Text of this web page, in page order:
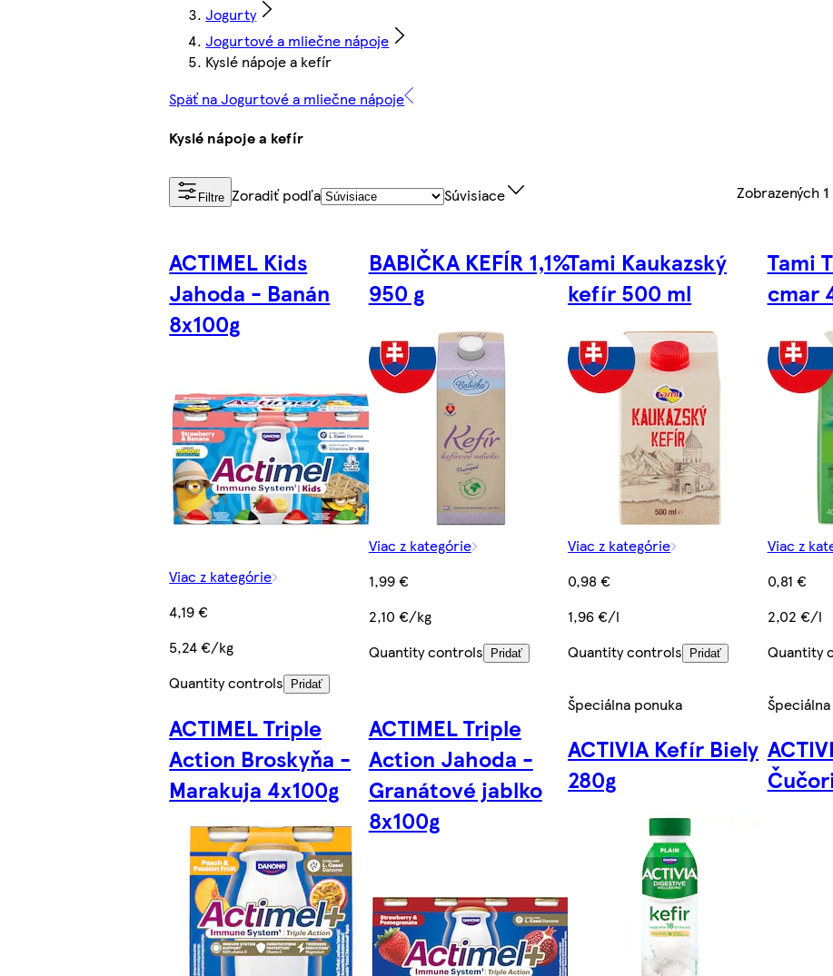
Jogurty
Jogurtové a mliečne nápoje
Kyslé nápoje a kefír
Späť na Jogurtové a mliečne nápoje
Kyslé nápoje a kefír
Filtre Zoradiť podľa Súvisiace Zobrazených
ACTIMEL Kids
Jahoda - Banán
8x100g
Viac z kategórie
4,19 €
5,24 €/kg
Quantity controls
Pridať
BABIČKA KEFÍR 1,1%
950 g
Viac z kategórie
1,99 €
2,10 €/kg
Quantity controls
Pridať
Tami Kaukazský
kefír 500 ml
Viac z kategórie
0,98 €
1,96 €/l
Quantity controls
Pridať
Tami
cmar
Viac z
0,81 €
2,02 €/l
Quantity
ACTIMEL Triple
Action Broskyňa -
Marakuja 4x100g
ACTIMEL Triple
Action Jahoda -
Granátové jablko
8x100g
Špeciálna ponuka
ACTIVIA Kefír Biely
280g